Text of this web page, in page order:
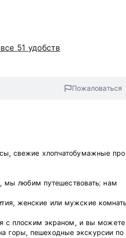
51 удобств
Пожаловаться
свежие хлопчатобумажные
мы любим путешествовать; нам
женские или мужские
с плоским экраном, и вы можете
горы, пешеходные экскурсии по